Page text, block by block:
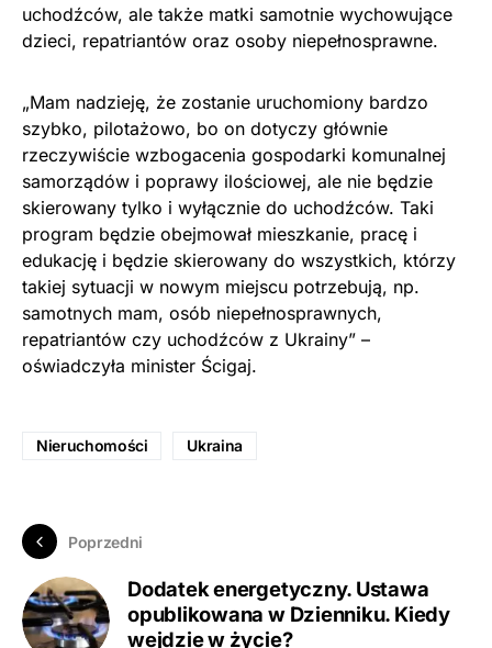
uchodźców, ale także matki samotnie wychowujące
dzieci, repatriantów oraz osoby niepełnosprawne.
„Mam nadzieję, że zostanie uruchomiony bardzo
szybko, pilotażowo, bo on dotyczy głównie
rzeczywiście wzbogacenia gospodarki komunalnej
samorządów i poprawy ilościowej, ale nie będzie
skierowany tylko i wyłącznie do uchodźców. Taki
program będzie obejmował mieszkanie, pracę i
edukację i będzie skierowany do wszystkich, którzy
takiej sytuacji w nowym miejscu potrzebują, np.
samotnych mam, osób niepełnosprawnych,
repatriantów czy uchodźców z Ukrainy” –
oświadczyła minister Ścigaj.
Nieruchomości Ukraina
Poprzedni
Dodatek energetyczny. Ustawa
opublikowana w Dzienniku. Kiedy
wejdzie w życie?